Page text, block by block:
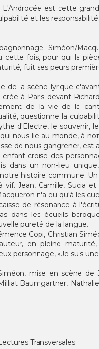
L'Androcée est cette
et les
Siméon/
cette fois, pour qui la
fuit ses peurs
de la scène lyrique
à Paris devant
de la vie de la
questionne la
d'Electre, le souvenir,
nous lie au monde, à
de nous gangrener, est
croise des
dans un non-lieu
histoire commune.
vif. Jean, Camille, Sucia
n'a eu qu'à les
de résonance à
dans les écueils
pureté de la langue.
Copi, Christian
en pleine
personnage, «Je suis
mise en scène de
Baumgartner,
Transversales